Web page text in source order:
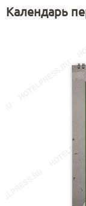
Календарь